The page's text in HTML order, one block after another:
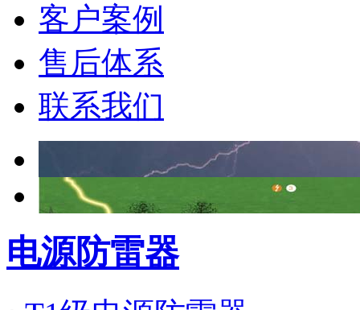
客户案例
售后体系
联系我们
电源防雷器